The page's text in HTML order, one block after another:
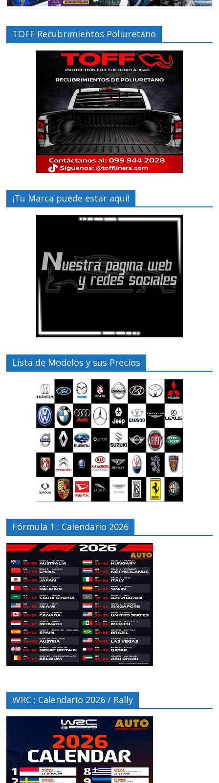
TOFF Recubrimientos Poliuretano
¡Tu Marca puede estar aquí!
Lista de Modelos y sus Precios
Fórmula 1 : Calendario 2026
WRC : Calendario 2026 / Rally